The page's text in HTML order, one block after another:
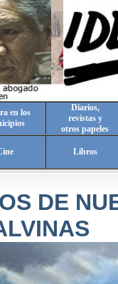
en los
Diarios,
revistas y
otros papeles
Libros
DE